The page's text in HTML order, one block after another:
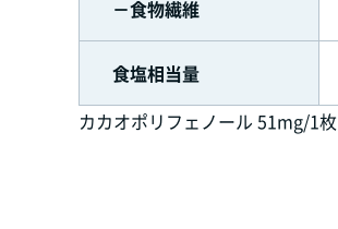
－食物繊維
食塩相当量
カカオポリフェノール 51mg/1枚